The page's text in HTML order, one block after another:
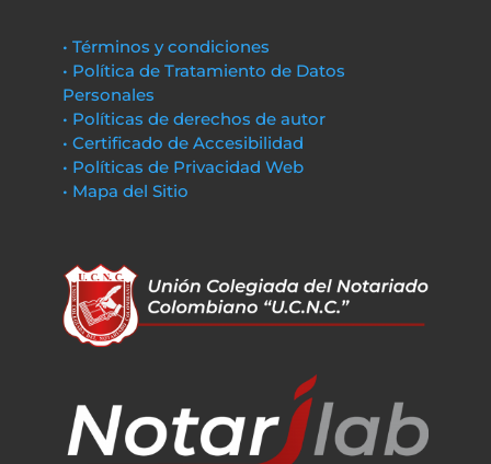
• Términos y condiciones
• Política de Tratamiento de Datos
Personales
• Políticas de derechos de autor
• Certificado de Accesibilidad
• Políticas de Privacidad Web
• Mapa del Sitio